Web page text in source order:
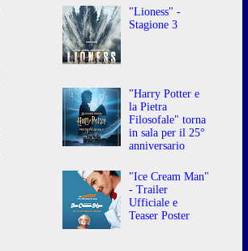
"Lioness" -
Stagione 3
"Harry Potter e
la Pietra
Filosofale" torna
in sala per il 25°
anniversario
"Ice Cream Man"
- Trailer
Ufficiale e
Teaser Poster